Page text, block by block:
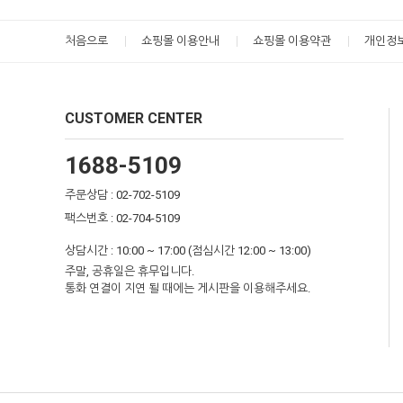
처음으로 쇼핑몰 이용안내 쇼핑몰 이용약관 개인정
CUSTOMER CENTER
1688-5109
주문상담 : 02-702-5109
팩스번호 : 02-704-5109
상담시간 : 10:00 ~ 17:00 (점심시간 12:00 ~ 13:00)
주말, 공휴일은 휴무입니다.
통화 연결이 지연 될 때에는 게시판을 이용해주세요.